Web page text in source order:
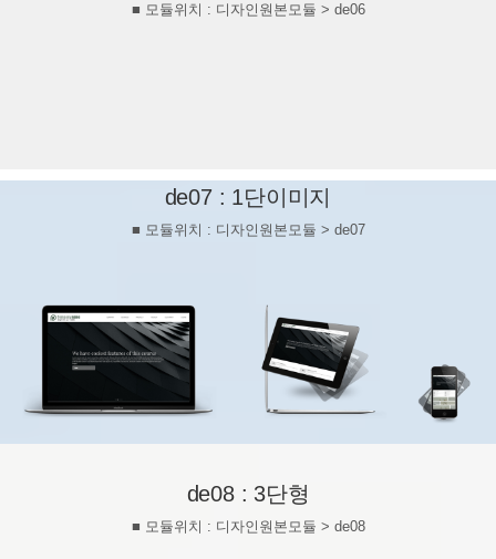
■ 모듈위치 : 디자인원본모듈 > de06
de07 : 1단이미지
■ 모듈위치 : 디자인원본모듈 > de07
de08 : 3단형
■ 모듈위치 : 디자인원본모듈 > de08